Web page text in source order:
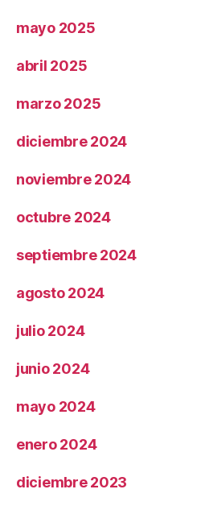
mayo 2025
abril 2025
marzo 2025
diciembre 2024
noviembre 2024
octubre 2024
septiembre 2024
agosto 2024
julio 2024
junio 2024
mayo 2024
enero 2024
diciembre 2023